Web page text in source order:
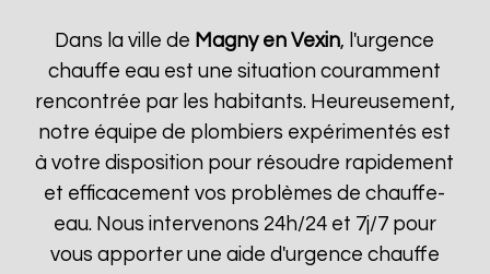
Dans la ville de Magny en Vexin, l'urgence
chauffe eau est une situation couramment
rencontrée par les habitants. Heureusement,
notre équipe de plombiers expérimentés est
à votre disposition pour résoudre rapidement
et efficacement vos problèmes de chauffe-
eau. Nous intervenons 24h/24 et 7j/7 pour
vous apporter une aide d'urgence chauffe